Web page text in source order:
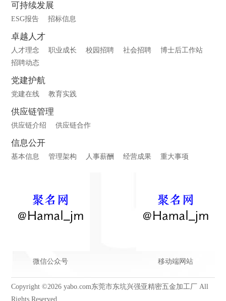
可持续发展
ESG报告 招标信息
卓越人才
人才理念 职业成长 校园招聘 社会招聘
博士后工作站
招聘动态
党建护航
党建在线 教育实践
供应链管理
供应链介绍 供应链合作
信息公开
基本信息 管理架构 人事薪酬 经营成果 重大事项
微信公众号 移动端网站
Copyright ©2026 yabo.com东莞市东坑兴强亚精密五金加工厂 All
Rights Reserved